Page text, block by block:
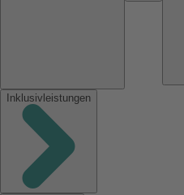
Inklusivleistungen